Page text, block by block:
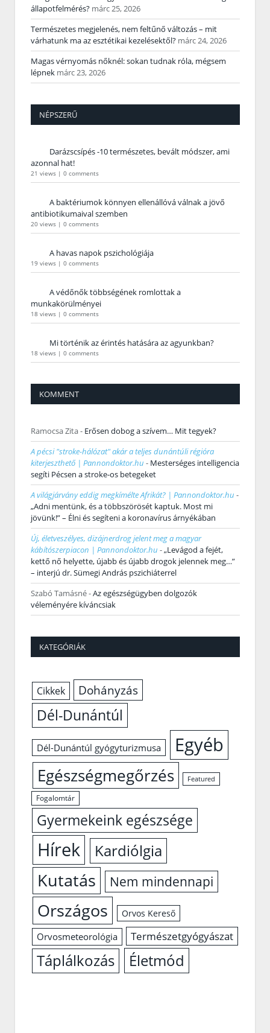
állapotfelmérés? márc 25, 2026
Természetes megjelenés, nem feltűnő változás – mit
várhatunk ma az esztétikai kezelésektől? márc 24, 2026
Magas vérnyomás nőknél: sokan tudnak róla, mégsem
lépnek márc 23, 2026
NÉPSZERŰ
Darázscsípés -10 természetes, bevált módszer, ami
azonnal hat!
21 views | 0 comments
A baktériumok könnyen ellenállóvá válnak a jövő
antibiotikumaival szemben
20 views | 0 comments
A havas napok pszichológiája
19 views | 0 comments
A védőnők többségének romlottak a
munkakörülményei
18 views | 0 comments
Mi történik az érintés hatására az agyunkban?
18 views | 0 comments
KOMMENT
Ramocsa Zita- Erősen dobog a szívem… Mit tegyek?
A pécsi "stroke-hálózat" akár a teljes dunántúli régióra
kiterjeszthető | Pannondoktor.hu - Mesterséges intelligencia
segíti Pécsen a stroke-os betegeket
A világjárvány eddig megkímélte Afrikát? | Pannondoktor.hu -
„Adni mentünk, és a többszörösét kaptuk. Most mi
jövünk!” – Élni és segíteni a koronavírus árnyékában
Új, életveszélyes, dizájnerdrog jelent meg a magyar
kábítószerpiacon | Pannondoktor.hu -„Levágod a fejét,
kettő nő helyette, újabb és újabb drogok jelennek meg…”
– interjú dr. Sümegi András pszichiáterrel
Szabó Tamásné-Az egészségügyben dolgozók
véleményére kíváncsiak
KATEGÓRIÁK
Cikkek Dohányzás
Dél-Dunántúl
Dél-Dunántúl gyógyturizmusa Egyéb
Egészségmegőrzés Featured
Fogalomtár
Gyermekeink egészsége
Hírek Kardiólgia
Kutatás Nem mindennapi
Országos Orvos Kereső
Orvosmeteorológia Természetgyógyászat
Táplálkozás Életmód